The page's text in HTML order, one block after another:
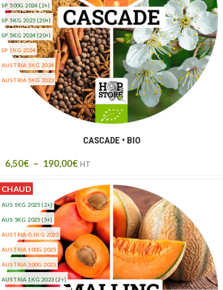
SP 500G 2024(2+)
SP 5KG 2025(20+)
SP 5KG 2024 (20+)
SP 1KG 2024
AUSTRIA 5KG 2024
AUSTRIA 5KG 2023
CASCADE • BIO
6,50€ – 190,00€ HT
CHAUD
AUS 1KG 2025(2+)
AUS 5KG 2025(5+)
AUSTRIA 0.1KG 2025
AUSTRIA 100G 2025
AUSTRIA 500G 2025
AUSTRIA 1KG 2023 (2+)